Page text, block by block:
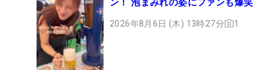
ン！ 泡まみれの姿にファンも爆笑
2026年8月6日 (木) 13時27分 1